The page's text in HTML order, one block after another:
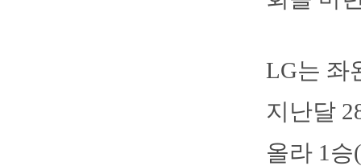
LG는 좌
지난달
올라 1